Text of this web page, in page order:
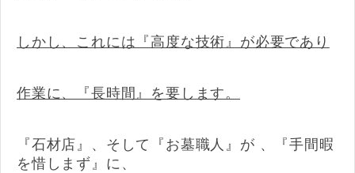
しかし、これには『高度な技術』が必要であり
作業に、『長時間』を要します。
『石材店』、そして『お墓職人』が 、『手間暇
を惜しまず』に、